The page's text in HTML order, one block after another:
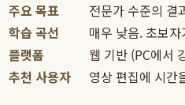
주요 목표
전문가 수준의 결
학습 곡선
매우 낮음. 초보
플랫폼
웹 기반 (PC에서
추천 사용자
영상 편집에 시간